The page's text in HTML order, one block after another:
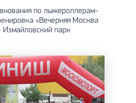
по лыжероллерам-
«Вечерняя Москва
Измайловский парк